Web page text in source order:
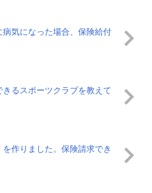
気になった場合、保険給付
きるスポーツクラブを教えて
作りました。保険請求でき